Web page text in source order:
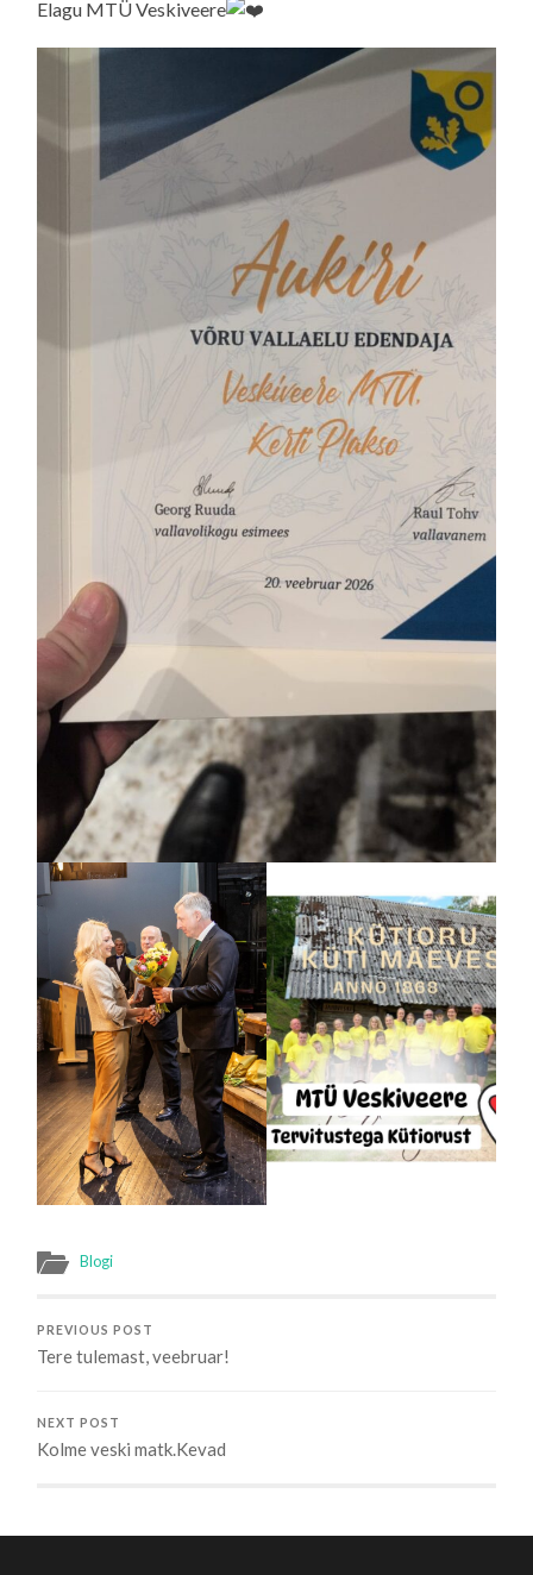
Elagu MTÜ Veskiveere
Blogi
PREVIOUS POST
Tere tulemast, veebruar!
NEXT POST
Kolme veski matk.Kevad